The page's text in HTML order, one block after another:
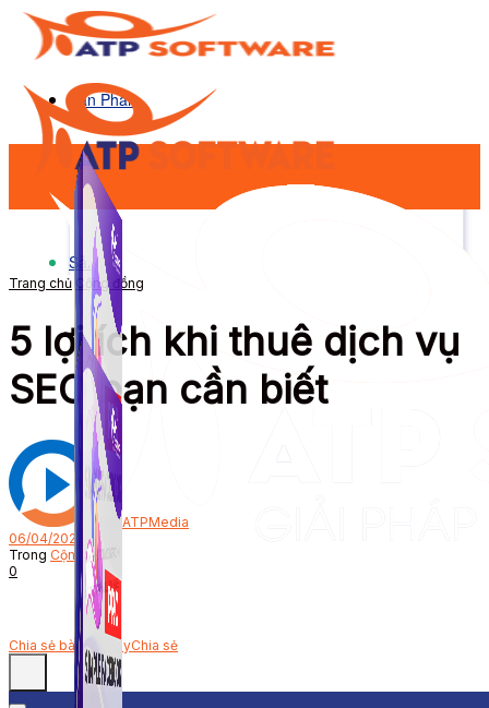
Sản Phẩm
Sản Phẩm
Trang chủ Cộng đồng
5 lợi ích khi thuê dịch vụ
SEO bạn cần biết
Bởi ATPMedia
06/04/2023
Trong Cộng đồng
0
Chia sẻ bài viết nàyChia sẻ